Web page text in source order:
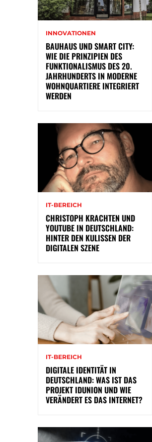
INNOVATIONEN
BAUHAUS UND SMART CITY:
WIE DIE PRINZIPIEN DES
FUNKTIONALISMUS DES 20.
JAHRHUNDERTS IN MODERNE
WOHNQUARTIERE INTEGRIERT
WERDEN
IT-BEREICH
CHRISTOPH KRACHTEN UND
YOUTUBE IN DEUTSCHLAND:
HINTER DEN KULISSEN DER
DIGITALEN SZENE
IT-BEREICH
DIGITALE IDENTITÄT IN
DEUTSCHLAND: WAS IST DAS
PROJEKT IDUNION UND WIE
VERÄNDERT ES DAS INTERNET?